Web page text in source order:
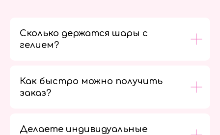
Сколько держатся шары с
гелием?
Как быстро можно получить
заказ?
Делаете индивидуальные